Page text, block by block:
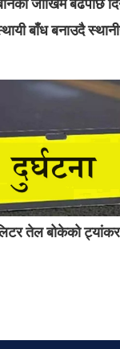
बाँध बनाउदै
तेल बोकेको